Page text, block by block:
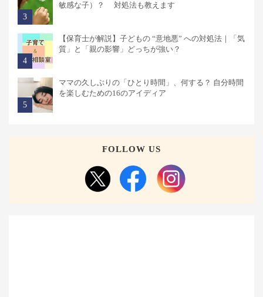
敏感な子）？ 対処法も教えます
【保育士が解説】子どもの “意地悪” への対処法｜「気
質」と「親の影響」どっちが強い？
ママの久しぶりの「ひとり時間」、何する？ 自分時間
を楽しむための16のアイディア
FOLLOW US